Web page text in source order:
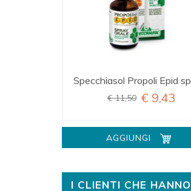
Specchiasol Propoli Epid
€ 11,50 € 9,43
AGGIUNGI
I CLIENTI CHE